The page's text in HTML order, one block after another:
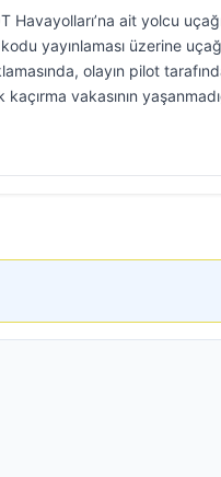
ait yolcu
yayınlaması üzerine
olayın pilot
vakasının